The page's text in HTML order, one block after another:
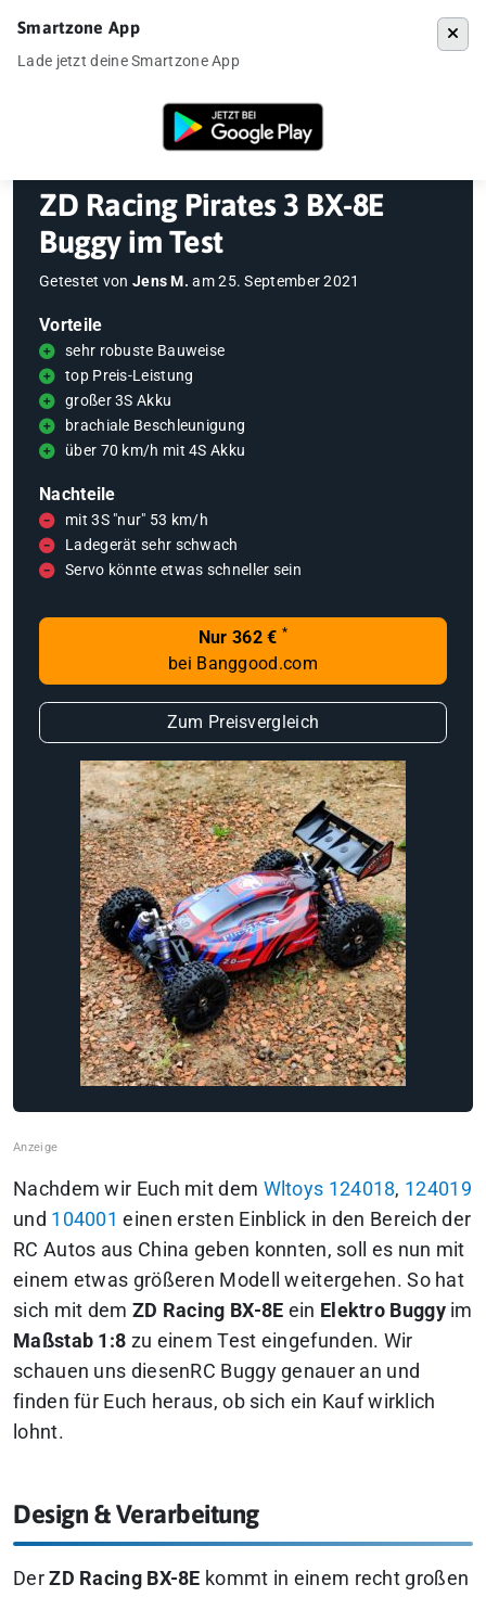
»ZD Racing Pirates 3 BX-8E Buggy im Test
ZD Racing Pirates 3 BX-8E
Buggy im Test
Getestet von Jens M. am25. September 2021
Vorteile
sehr robuste Bauweise
top Preis-Leistung
großer 3S Akku
brachiale Beschleunigung
über 70 km/h mit 4S Akku
Nachteile
mit 3S "nur" 53 km/h
Ladegerät sehr schwach
Servo könnte etwas schneller sein
Nur 362 € *
bei Banggood.com
Zum Preisvergleich
Nachdem wir Euch mit dem Wltoys 124018, 124019
und 104001 einen ersten Einblick in den Bereich der
RC Autos aus China geben konnten, soll es nun mit
einem etwas größeren Modell weitergehen. So hat
sich mit dem ZD Racing BX-8E ein Elektro Buggyim
Maßstab 1:8 zu einem Test eingefunden. Wir
schauen uns diesenRC Buggy genauer an und
finden für Euch heraus, ob sich ein Kauf wirklich
lohnt.
Design & Verarbeitung
DerZD Racing BX-8E kommt in einem recht großen
Smartzone App
Lade jetzt deine Smartzone App